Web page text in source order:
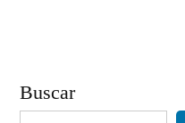
Buscar